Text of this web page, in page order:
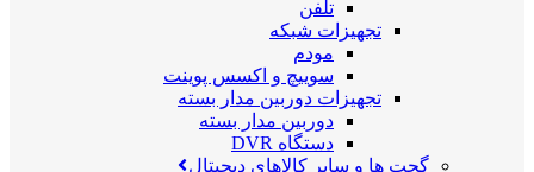
تلفن
تجهیزات شبکه
مودم
سوییچ و اکسس پوینت
تجهیزات دوربین مدار بسته
دوربین مدار بسته
دستگاه DVR
گجت ها و سایر کالاهای دیجیتال